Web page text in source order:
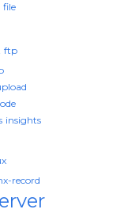
file
ftp
insights
record